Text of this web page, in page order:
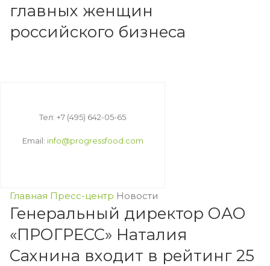
главных женщин
российского бизнеса
Тел: +7 (495) 642-05-65
Email: info@progressfood.com
Главная Пресс-центр Новости
Генеральный директор ОАО
«ПРОГРЕСС» Наталия
Сахнина входит в рейтинг 25